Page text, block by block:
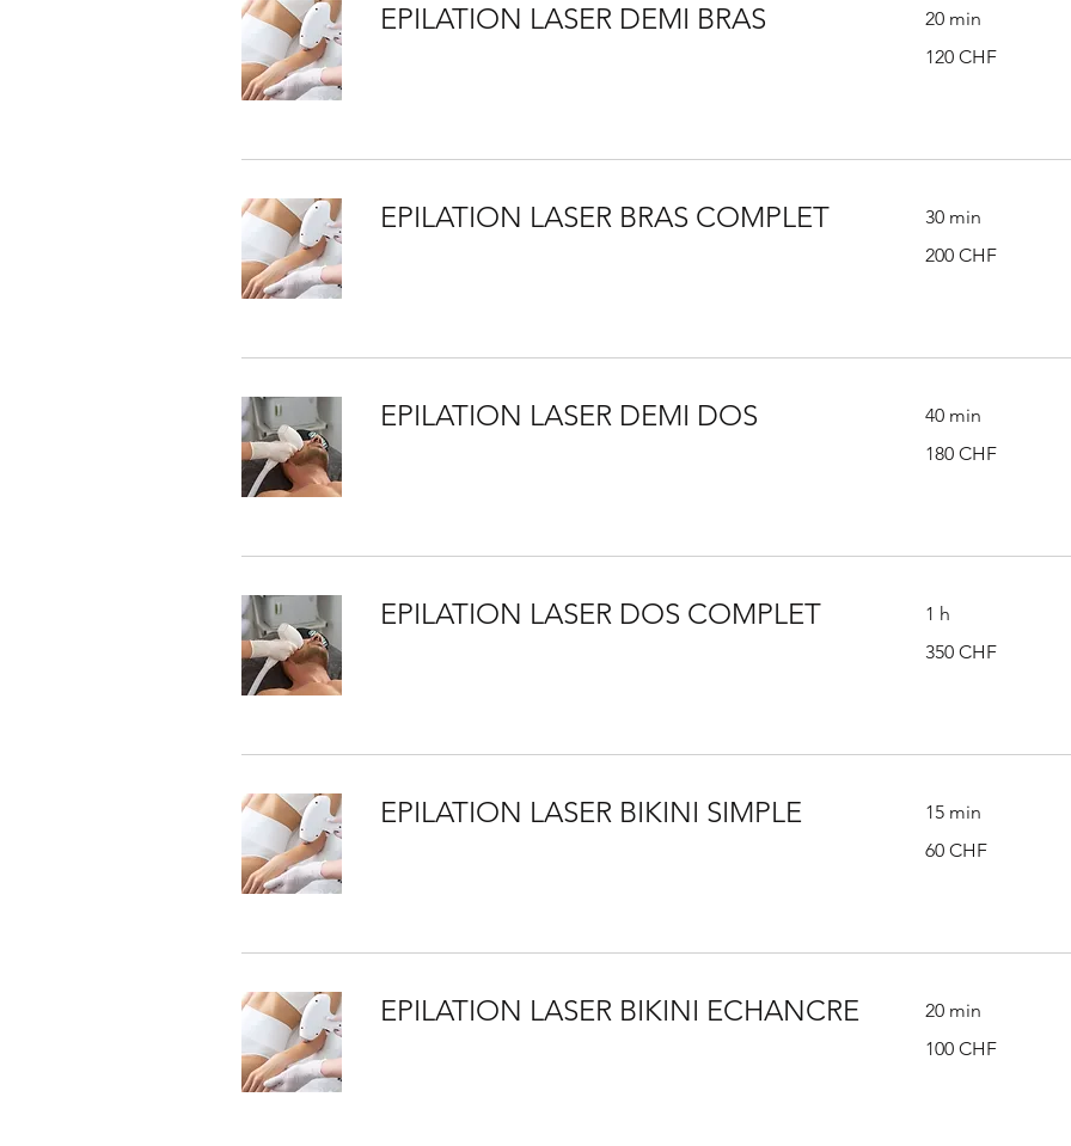
EPILATION LASER DEMI BRAS 20 min
francs
120 CHF
EPILATION LASER BRAS COMPLET 30 min
francs
200 CHF
EPILATION LASER DEMI DOS 40 min
francs
180 CHF
EPILATION LASER DOS COMPLET 1 h
francs
350 CHF
EPILATION LASER BIKINI SIMPLE 15 min
francs
60 CHF
EPILATION LASER BIKINI ECHANCRE 20 min
francs
100 CHF